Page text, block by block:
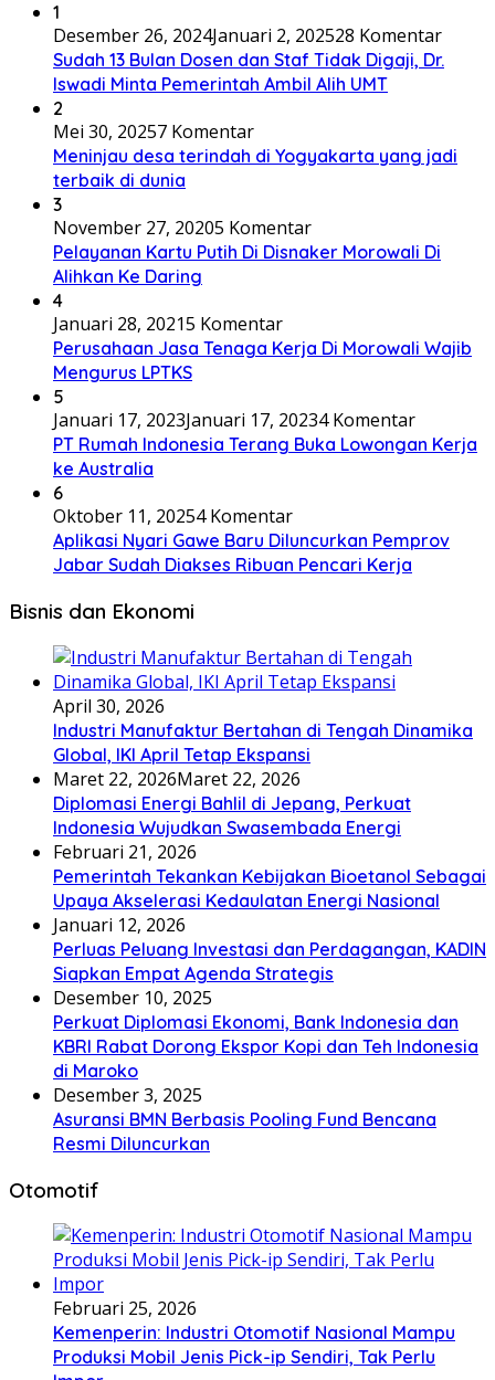
1
Desember 26, 2024Januari 2, 202528 Komentar
Sudah 13 Bulan Dosen dan Staf Tidak Digaji, Dr.
Iswadi Minta Pemerintah Ambil Alih UMT
2
Mei 30, 20257 Komentar
Meninjau desa terindah di Yogyakarta yang jadi
terbaik di dunia
3
November 27, 20205 Komentar
Pelayanan Kartu Putih Di Disnaker Morowali Di
Alihkan Ke Daring
4
Januari 28, 20215 Komentar
Perusahaan Jasa Tenaga Kerja Di Morowali Wajib
Mengurus LPTKS
5
Januari 17, 2023Januari 17, 20234 Komentar
PT Rumah Indonesia Terang Buka Lowongan Kerja
ke Australia
6
Oktober 11, 20254 Komentar
Aplikasi Nyari Gawe Baru Diluncurkan Pemprov
Jabar Sudah Diakses Ribuan Pencari Kerja
Bisnis dan Ekonomi
April 30, 2026
Industri Manufaktur Bertahan di Tengah Dinamika
Global, IKI April Tetap Ekspansi
Maret 22, 2026Maret 22, 2026
Diplomasi Energi Bahlil di Jepang, Perkuat
Indonesia Wujudkan Swasembada Energi
Februari 21, 2026
Pemerintah Tekankan Kebijakan Bioetanol Sebagai
Upaya Akselerasi Kedaulatan Energi Nasional
Januari 12, 2026
Perluas Peluang Investasi dan Perdagangan, KADIN
Siapkan Empat Agenda Strategis
Desember 10, 2025
Perkuat Diplomasi Ekonomi, Bank Indonesia dan
KBRI Rabat Dorong Ekspor Kopi dan Teh Indonesia
di Maroko
Desember 3, 2025
Asuransi BMN Berbasis Pooling Fund Bencana
Resmi Diluncurkan
Otomotif
Februari 25, 2026
Kemenperin: Industri Otomotif Nasional Mampu
Produksi Mobil Jenis Pick-ip Sendiri, Tak Perlu